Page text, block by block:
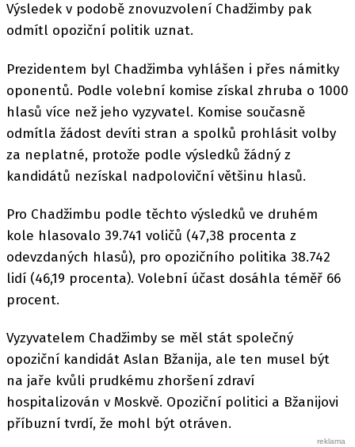
Výsledek v podobě znovuzvolení Chadžimby pak
odmítl opoziční politik uznat.
Prezidentem byl Chadžimba vyhlášen i přes námitky
oponentů. Podle volební komise získal zhruba o 1000
hlasů více než jeho vyzyvatel. Komise současně
odmítla žádost devíti stran a spolků prohlásit volby
za neplatné, protože podle výsledků žádný z
kandidátů nezískal nadpoloviční většinu hlasů.
Pro Chadžimbu podle těchto výsledků ve druhém
kole hlasovalo 39.741 voličů (47,38 procenta z
odevzdaných hlasů), pro opozičního politika 38.742
lidí (46,19 procenta). Volební účast dosáhla téměř 66
procent.
Vyzyvatelem Chadžimby se měl stát společný
opoziční kandidát Aslan Bžanija, ale ten musel být
na jaře kvůli prudkému zhoršení zdraví
hospitalizován v Moskvě. Opoziční politici a Bžanijovi
příbuzní tvrdí, že mohl být otráven.